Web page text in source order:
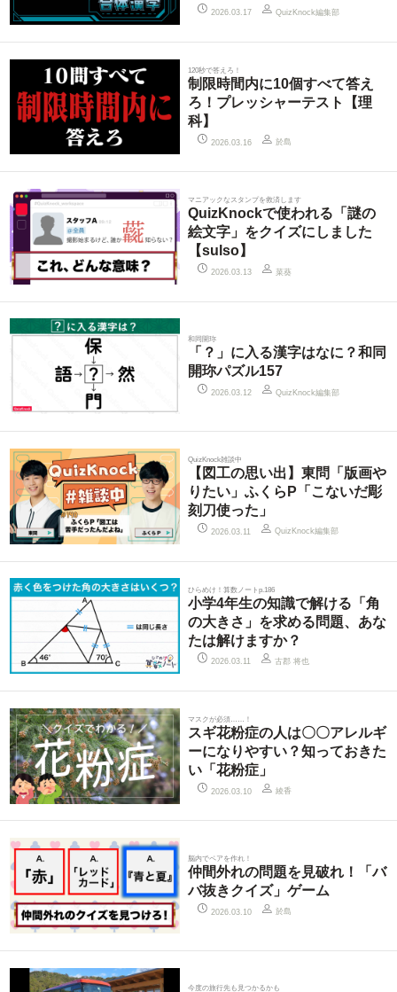
2026.03.17 QuizKnock編集部
120秒で答えろ！
制限時間内に10個すべて答え
ろ！プレッシャーテスト【理
科】
2026.03.16 於島
マニアックなスタンプを救済します
QuizKnockで使われる「謎の
絵文字」をクイズにしました
【sulso】
2026.03.13 菜葵
和同開珎
「？」に入る漢字はなに？和同
開珎パズル157
2026.03.12 QuizKnock編集部
QuizKnock雑談中
【図工の思い出】東問「版画や
りたい」ふくらP「こないだ彫
刻刀使った」
2026.03.11 QuizKnock編集部
ひらめけ！算数ノートp.186
小学4年生の知識で解ける「角
の大きさ」を求める問題、あな
たは解けますか？
2026.03.11 古郡 将也
マスクが必須……！
スギ花粉症の人は〇〇アレルギ
ーになりやすい？知っておきた
い「花粉症」
2026.03.10 綾香
脳内でペアを作れ！
仲間外れの問題を見破れ！「バ
バ抜きクイズ」ゲーム
2026.03.10 於島
今度の旅行先も見つかるかも